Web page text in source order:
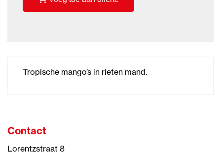
Tropische mango’s in rieten mand.
Contact
Lorentzstraat 8